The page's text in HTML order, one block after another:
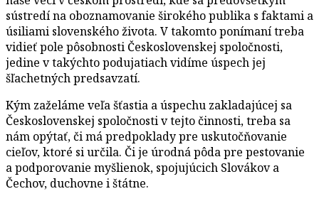
sústredí na oboznamovanie širokého publika s faktami a
úsiliami slovenského života. V takomto ponímaní treba
vidieť pole pôsobnosti Československej spoločnosti,
jedine v takýchto podujatiach vidíme úspech jej
šľachetných predsavzatí.
Kým zaželáme veľa šťastia a úspechu zakladajúcej sa
Československej spoločnosti v tejto činnosti, treba sa
nám opýtať, či má predpoklady pre uskutočňovanie
cieľov, ktoré si určila. Či je úrodná pôda pre pestovanie
a podporovanie myšlienok, spojujúcich Slovákov a
Čechov, duchovne i štátne.